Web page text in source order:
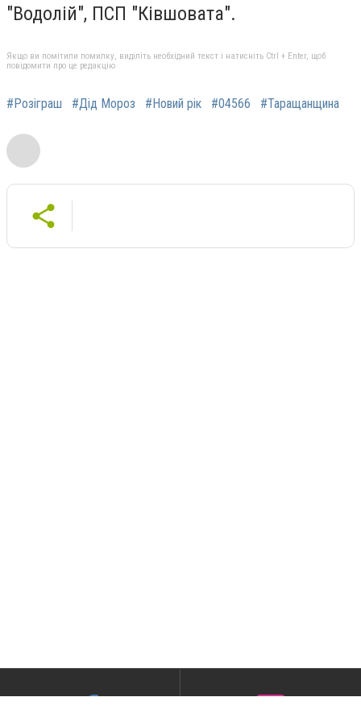
"Водолій", ПСП "Ківшовата".
Якщо ви помітили помилку, виділіть необхідний текст і натисніть Ctrl + Enter, щоб
повідомити про це редакцію
#Розіграш #Дід Мороз #Новий рік #04566 #Таращанщина